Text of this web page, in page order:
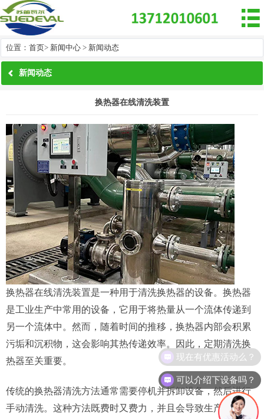

位置： 首页> 新闻中心 > 新闻动态
新闻动态
换热器在线清洗装置
换热器在线清洗装置是一种用于清洗换热器的设备。换热器
是工业生产中常用的设备，它用于将热量从一个流体传递到
另一个流体中。然而，随着时间的推移，换热器内部会积累
污垢和沉积物，这会影响其热传递效率。因此，定期清洗换
热器至关重要。
传统的换热器清洗方法通常需要停机并拆卸设备，然后进行
手动清洗。这种方法既费时又费力，并且会导致生产中断。
可以介绍下设备吗？
现在有优惠活动么？